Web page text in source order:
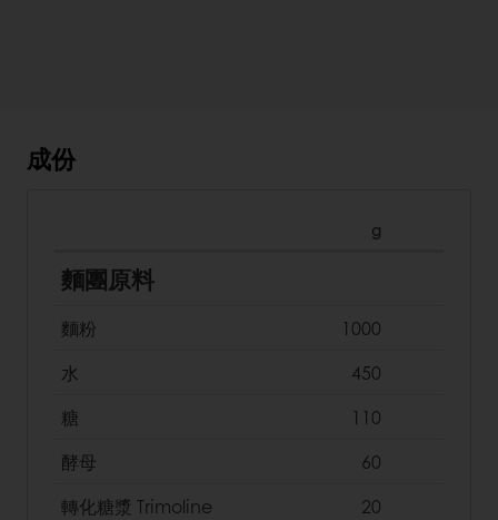
成份
g
麵團原料
麵粉
1000
水
450
糖
110
酵母
60
轉化糖漿 Trimoline
20